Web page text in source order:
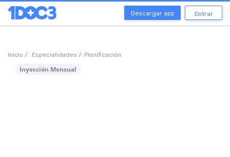
Descargar app Entrar
Inicio / Especialidades / Planificación
Inyección Mensual